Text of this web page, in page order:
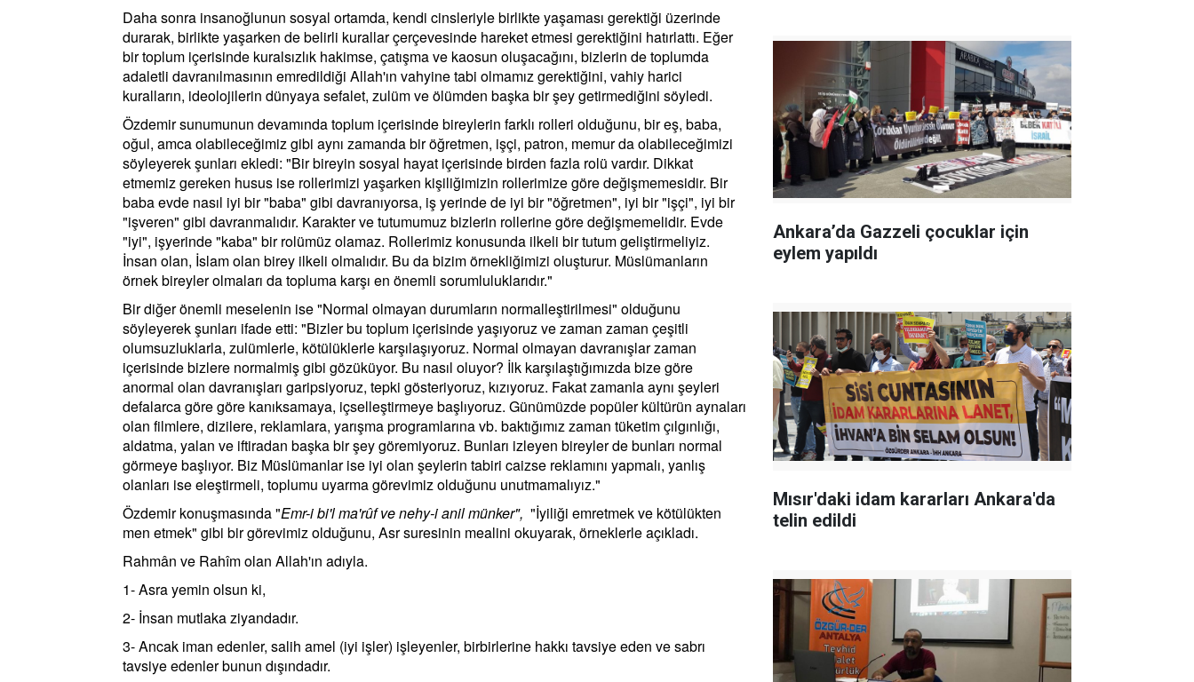
Daha sonra insanoğlunun sosyal ortamda, kendi cinsleriyle birlikte yaşaması gerektiği üzerinde
durarak, birlikte yaşarken de belirli kurallar çerçevesinde hareket etmesi gerektiğini hatırlattı. Eğer
bir toplum içerisinde kuralsızlık hakimse, çatışma ve kaosun oluşacağını, bizlerin de toplumda
adaletli davranılmasının emredildiği Allah'ın vahyine tabi olmamız gerektiğini, vahiy harici
kuralların, ideolojilerin dünyaya sefalet, zulüm ve ölümden başka bir şey getirmediğini söyledi.
Özdemir sunumunun devamında toplum içerisinde bireylerin farklı rolleri olduğunu, bir eş, baba,
oğul, amca olabileceğimiz gibi aynı zamanda bir öğretmen, işçi, patron, memur da olabileceğimizi
söyleyerek şunları ekledi: "Bir bireyin sosyal hayat içerisinde birden fazla rolü vardır. Dikkat
etmemiz gereken husus ise rollerimizi yaşarken kişiliğimizin rollerimize göre değişmemesidir. Bir
baba evde nasıl iyi bir "baba" gibi davranıyorsa, iş yerinde de iyi bir "öğretmen", iyi bir "işçi", iyi bir
"işveren" gibi davranmalıdır. Karakter ve tutumumuz bizlerin rollerine göre değişmemelidir. Evde
"iyi", işyerinde "kaba" bir rolümüz olamaz. Rollerimiz konusunda ilkeli bir tutum geliştirmeliyiz.
İnsan olan, İslam olan birey ilkeli olmalıdır. Bu da bizim örnekliğimizi oluşturur. Müslümanların
örnek bireyler olmaları da topluma karşı en önemli sorumluluklarıdır."
Bir diğer önemli meselenin ise "Normal olmayan durumların normalleştirilmesi" olduğunu
söyleyerek şunları ifade etti: "Bizler bu toplum içerisinde yaşıyoruz ve zaman zaman çeşitli
olumsuzluklarla, zulümlerle, kötülüklerle karşılaşıyoruz. Normal olmayan davranışlar zaman
içerisinde bizlere normalmiş gibi gözüküyor. Bu nasıl oluyor? İlk karşılaştığımızda bize göre
anormal olan davranışları garipsiyoruz, tepki gösteriyoruz, kızıyoruz. Fakat zamanla aynı şeyleri
defalarca göre göre kanıksamaya, içselleştirmeye başlıyoruz. Günümüzde popüler kültürün aynaları
olan filmlere, dizilere, reklamlara, yarışma programlarına vb. baktığımız zaman tüketim çılgınlığı,
aldatma, yalan ve iftiradan başka bir şey göremiyoruz. Bunları izleyen bireyler de bunları normal
görmeye başlıyor. Biz Müslümanlar ise iyi olan şeylerin tabiri caizse reklamını yapmalı, yanlış
olanları ise eleştirmeli, toplumu uyarma görevimiz olduğunu unutmamalıyız."
Özdemir konuşmasında "Emr-i bi'l ma'rûf ve nehy-i anil münker", "İyiliği emretmek ve kötülükten
men etmek" gibi bir görevimiz olduğunu, Asr suresinin mealini okuyarak, örneklerle açıkladı.
Rahmân ve Rahîm olan Allah'ın adıyla.
1- Asra yemin olsun ki,
2- İnsan mutlaka ziyandadır.
3- Ancak iman edenler, salih amel (iyi işler) işleyenler, birbirlerine hakkı tavsiye eden ve sabrı
tavsiye edenler bunun dışındadır.
Ankara’da Gazzeli çocuklar için
eylem yapıldı
Mısır'daki idam kararları Ankara'da
telin edildi